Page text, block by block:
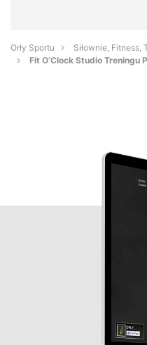
Orły Sportu
Siłownie,
Fit O’Clock Studio Treningu